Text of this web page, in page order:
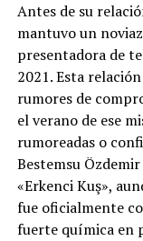
Antes de su
mantuvo un
presentadora de
2021. Esta
rumores de
el verano de ese
rumoreadas o
Bestemsu
«Erkenci Kuş»,
fue oficialmente
fuerte química en